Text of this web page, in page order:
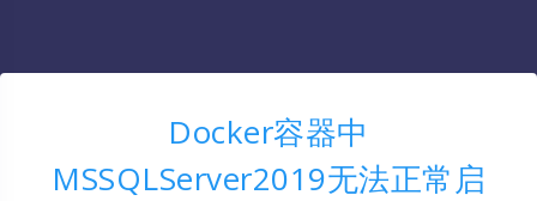
Docker容器中
MSSQLServer2019无法正常启